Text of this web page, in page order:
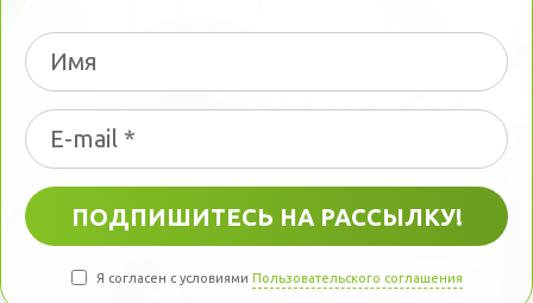
Я согласен с условиями Пользовательского соглашения